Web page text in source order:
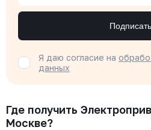
Я даю согласие на
данных
Где получить
Москве?